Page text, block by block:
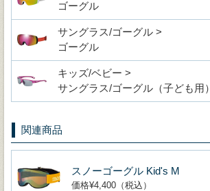
ゴーグル
サングラス/ゴーグル >
ゴーグル
キッズ/ベビー >
サングラス/ゴーグル（子ども用）
関連商品
スノーゴーグル Kid's M
価格¥4,400（税込）